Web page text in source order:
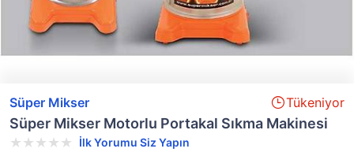
Süper Mikser Tükeniyor
Süper Mikser Motorlu Portakal Sıkma Makinesi
İlk Yorumu Siz Yapın